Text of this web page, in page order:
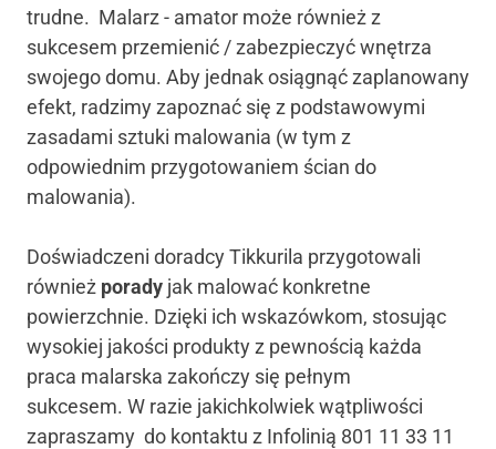
trudne. Malarz - amator może również z
sukcesem przemienić / zabezpieczyć wnętrza
swojego domu. Aby jednak osiągnąć zaplanowany
efekt, radzimy zapoznać się z podstawowymi
zasadami sztuki malowania (w tym z
odpowiednim przygotowaniem ścian do
malowania).
Doświadczeni doradcy Tikkurila przygotowali
również porady jak malować konkretne
powierzchnie. Dzięki ich wskazówkom, stosując
wysokiej jakości produkty z pewnością każda
praca malarska zakończy się pełnym
sukcesem. W razie jakichkolwiek wątpliwości
zapraszamy do kontaktu z Infolinią 801 11 33 11